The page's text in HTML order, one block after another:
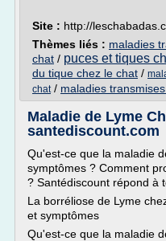
Site : http://
Thèmes liés : maladies
chat / puces et tiques
du tique chez le chat /
chat/ maladies
Maladie de Lyme
santediscount.com
Qu'est-ce que la maladie
symptômes ? Comment
? Santédiscount répond à
La borréliose de Lyme
et symptômes
Qu'est-ce que la maladie